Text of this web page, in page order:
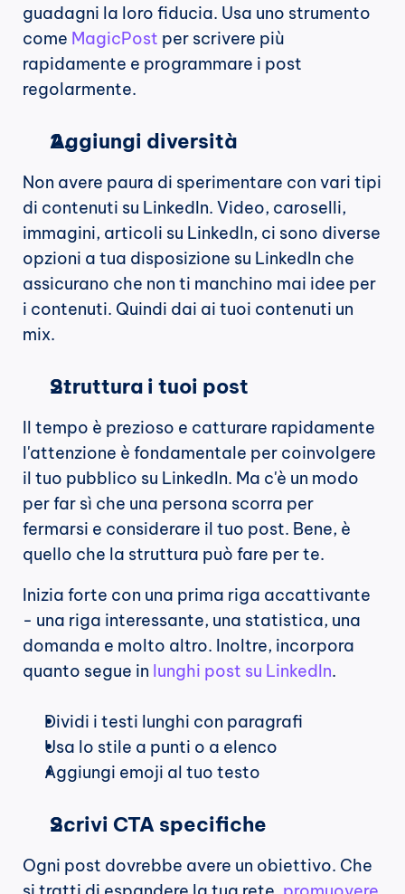
guadagni la loro fiducia. Usa uno strumento
come MagicPost per scrivere più
rapidamente e programmare i post
regolarmente.
Aggiungi diversità
Non avere paura di sperimentare con vari tipi
di contenuti su LinkedIn. Video, caroselli,
immagini, articoli su LinkedIn, ci sono diverse
opzioni a tua disposizione su LinkedIn che
assicurano che non ti manchino mai idee per
i contenuti. Quindi dai ai tuoi contenuti un
mix.
Struttura i tuoi post
Il tempo è prezioso e catturare rapidamente
l'attenzione è fondamentale per coinvolgere
il tuo pubblico su LinkedIn. Ma c'è un modo
per far sì che una persona scorra per
fermarsi e considerare il tuo post. Bene, è
quello che la struttura può fare per te.
Inizia forte con una prima riga accattivante
- una riga interessante, una statistica, una
domanda e molto altro. Inoltre, incorpora
quanto segue in lunghi post su LinkedIn.
Dividi i testi lunghi con paragrafi
Usa lo stile a punti o a elenco
Aggiungi emoji al tuo testo
Scrivi CTA specifiche
Ogni post dovrebbe avere un obiettivo. Che